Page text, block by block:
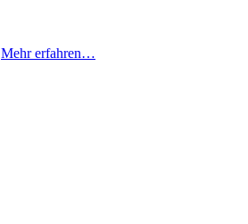
Mehr erfahren…